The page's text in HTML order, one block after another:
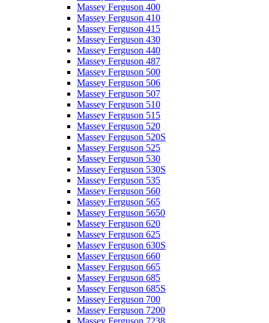
Massey Ferguson 400
Massey Ferguson 410
Massey Ferguson 415
Massey Ferguson 430
Massey Ferguson 440
Massey Ferguson 487
Massey Ferguson 500
Massey Ferguson 506
Massey Ferguson 507
Massey Ferguson 510
Massey Ferguson 515
Massey Ferguson 520
Massey Ferguson 520S
Massey Ferguson 525
Massey Ferguson 530
Massey Ferguson 530S
Massey Ferguson 535
Massey Ferguson 560
Massey Ferguson 565
Massey Ferguson 5650
Massey Ferguson 620
Massey Ferguson 625
Massey Ferguson 630S
Massey Ferguson 660
Massey Ferguson 665
Massey Ferguson 685
Massey Ferguson 685S
Massey Ferguson 700
Massey Ferguson 7200
Massey Ferguson 7238